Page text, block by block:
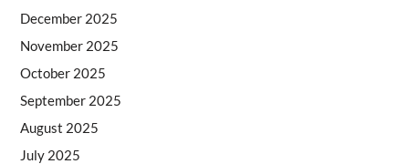
December 2025
November 2025
October 2025
September 2025
August 2025
July 2025